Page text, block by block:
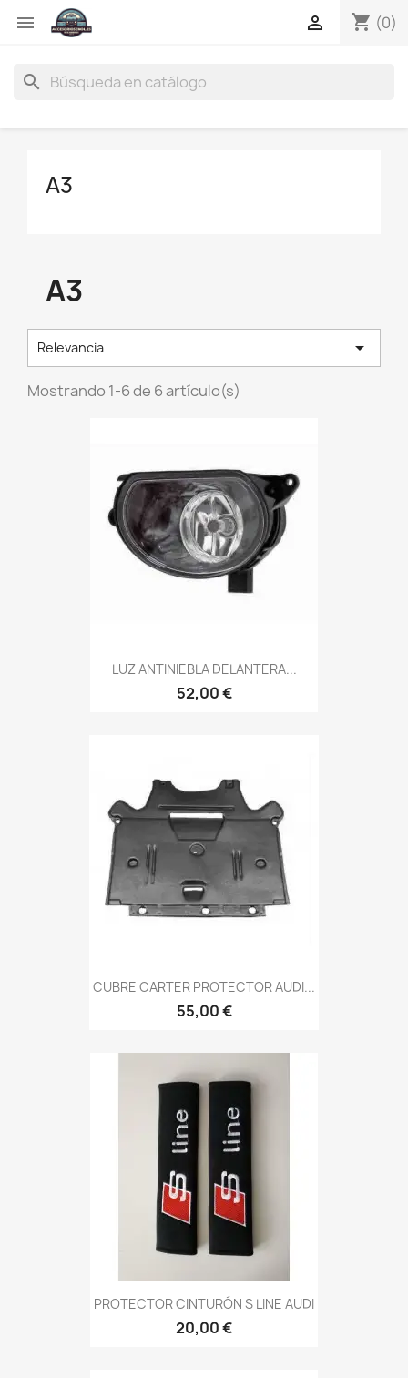
 shopping_cart (0)

search
A3
A3
Relevancia 
Mostrando 1-6 de 6 artículo(s)
LUZ ANTINIEBLA DELANTERA...
52,00 €
CUBRE CARTER PROTECTOR AUDI...
55,00 €
PROTECTOR CINTURÓN S LINE AUDI
20,00 €